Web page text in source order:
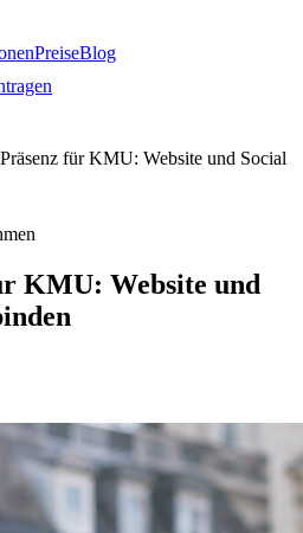
PreiseBlog
für KMU: Website und Social
KMU: Website und